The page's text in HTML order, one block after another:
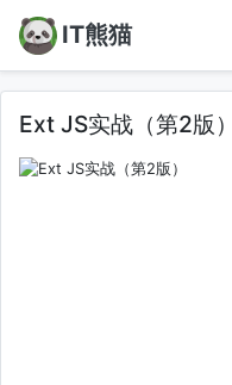
IT熊猫
Ext JS实战（第2版）